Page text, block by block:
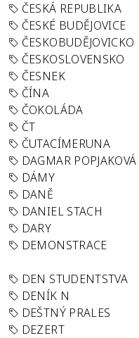
ČESKÁ REPUBLIKA
ČESKÉ BUDĚJOVICE
ČESKOBUDĚJOVICKO
ČESKOSLOVENSKO
ČESNEK
ČÍNA
ČOKOLÁDA
ČT
ČUTACÍMERUNA
DAGMAR POPJAKOVÁ
DÁMY
DANĚ
DANIEL STACH
DARY
DEMONSTRACE
DEN STUDENTSTVA
DENÍK N
DEŠTNÝ PRALES
DEZERT